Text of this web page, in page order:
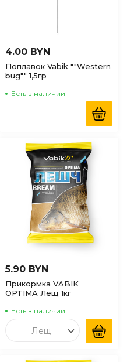
4.00 BYN
Поплавок Vabik ""Western
bug"" 1,5гр
Есть в наличии
5.90 BYN
Прикормка VABIK
OPTIMA Лещ 1кг
Есть в наличии
Лещ